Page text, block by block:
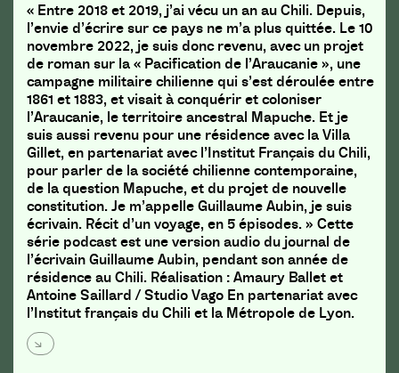
« Entre 2018 et 2019, j’ai vécu un an au Chili. Depuis,
l’envie d’écrire sur ce pays ne m’a plus quittée. Le 10
novembre 2022, je suis donc revenu, avec un projet
de roman sur la « Pacification de l’Araucanie », une
campagne militaire chilienne qui s’est déroulée entre
1861 et 1883, et visait à conquérir et coloniser
l’Araucanie, le territoire ancestral Mapuche. Et je
suis aussi revenu pour une résidence avec la Villa
Gillet, en partenariat avec l’Institut Français du Chili,
pour parler de la société chilienne contemporaine,
de la question Mapuche, et du projet de nouvelle
constitution. Je m’appelle Guillaume Aubin, je suis
écrivain. Récit d’un voyage, en 5 épisodes. » Cette
série podcast est une version audio du journal de
l’écrivain Guillaume Aubin, pendant son année de
résidence au Chili. Réalisation : Amaury Ballet et
Antoine Saillard / Studio Vago En partenariat avec
l’Institut français du Chili et la Métropole de Lyon.